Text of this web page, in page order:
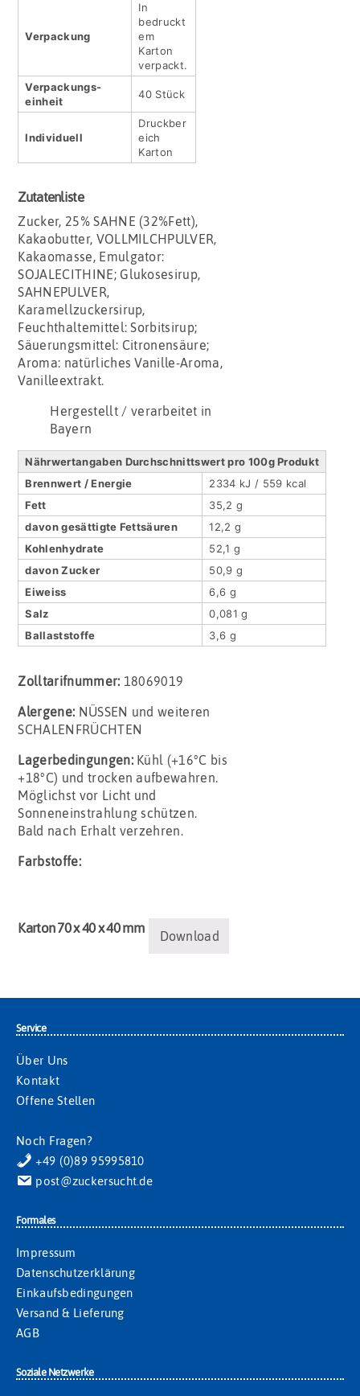
Verpackung
In
bedruckt
em
Karton
verpackt.
Verpackungs­
einheit
40 Stück
Indivi­duell
Druckber
eich
Karton
Zutatenliste
Zucker, 25% SAHNE (32%Fett),
Kakaobutter, VOLLMILCHPULVER,
Kakaomasse, Emulgator:
SOJALECITHINE; Glukosesirup,
SAHNEPULVER,
Karamellzuckersirup,
Feuchthaltemittel: Sorbitsirup;
Säuerungsmittel: Citronensäure;
Aroma: natürliches Vanille-Aroma,
Vanilleextrakt.
Hergestellt / verarbeitet in
Bayern
Nährwertangaben Durchschnittswert pro 100g Produkt
Brennwert / Energie
2334 kJ / 559 kcal
Fett
35,2 g
davon gesättigte Fettsäuren
12,2 g
Kohlenhydrate
52,1 g
davon Zucker
50,9 g
Eiweiss
6,6 g
Salz
0,081 g
Ballaststoffe
3,6 g
Zolltarifnummer: 18069019
Alergene: NÜSSEN und weiteren
SCHALENFRÜCHTEN
Lagerbedingungen: Kühl (+16°C bis
+18°C) und trocken aufbewahren.
Möglichst vor Licht und
Sonneneinstrahlung schützen.
Bald nach Erhalt verzehren.
Farbstoffe:
Karton 70 x 40 x 40 mm Download
Service
Über Uns
Kontakt
Offene Stellen
Noch Fragen?
+49 (0)89 95995810
post@zuckersucht.de
Formales
Impressum
Datenschutzerklärung
Einkaufsbedingungen
Versand & Lieferung
AGB
Soziale Netzwerke